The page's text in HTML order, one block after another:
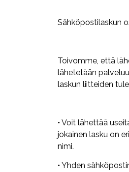
Sähköpostilaskun
Toivomme, että
lähetetään
laskun liitteiden
• Voit lähettää
jokainen lasku on
nimi.
• Yhden